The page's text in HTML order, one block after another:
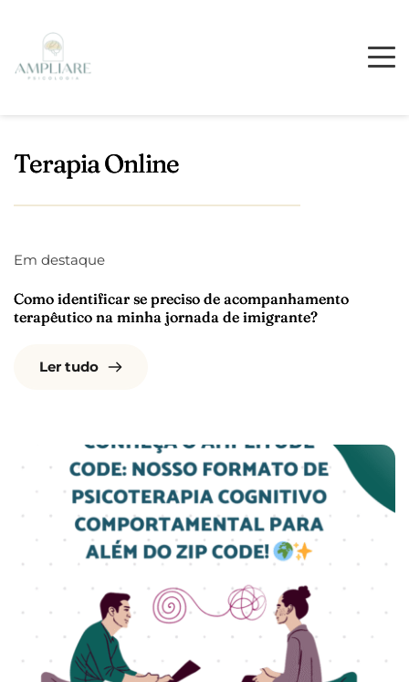
Terapia Online
Em destaque
Como identificar se preciso de acompanhamento
terapêutico na minha jornada de imigrante?
Ler tudo